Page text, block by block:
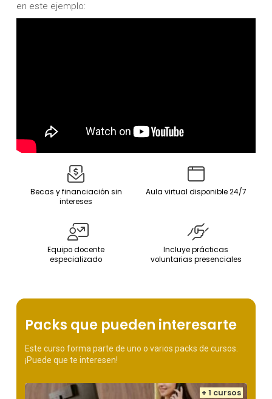
en este ejemplo:
Becas y financiación sin
intereses
Aula virtual disponible 24/7
Equipo docente
especializado
Incluye prácticas
voluntarias presenciales
Packs que pueden interesarte
Este curso forma parte de uno o varios packs de cursos.
¡Puede que te interesen!
+ 1 cursos